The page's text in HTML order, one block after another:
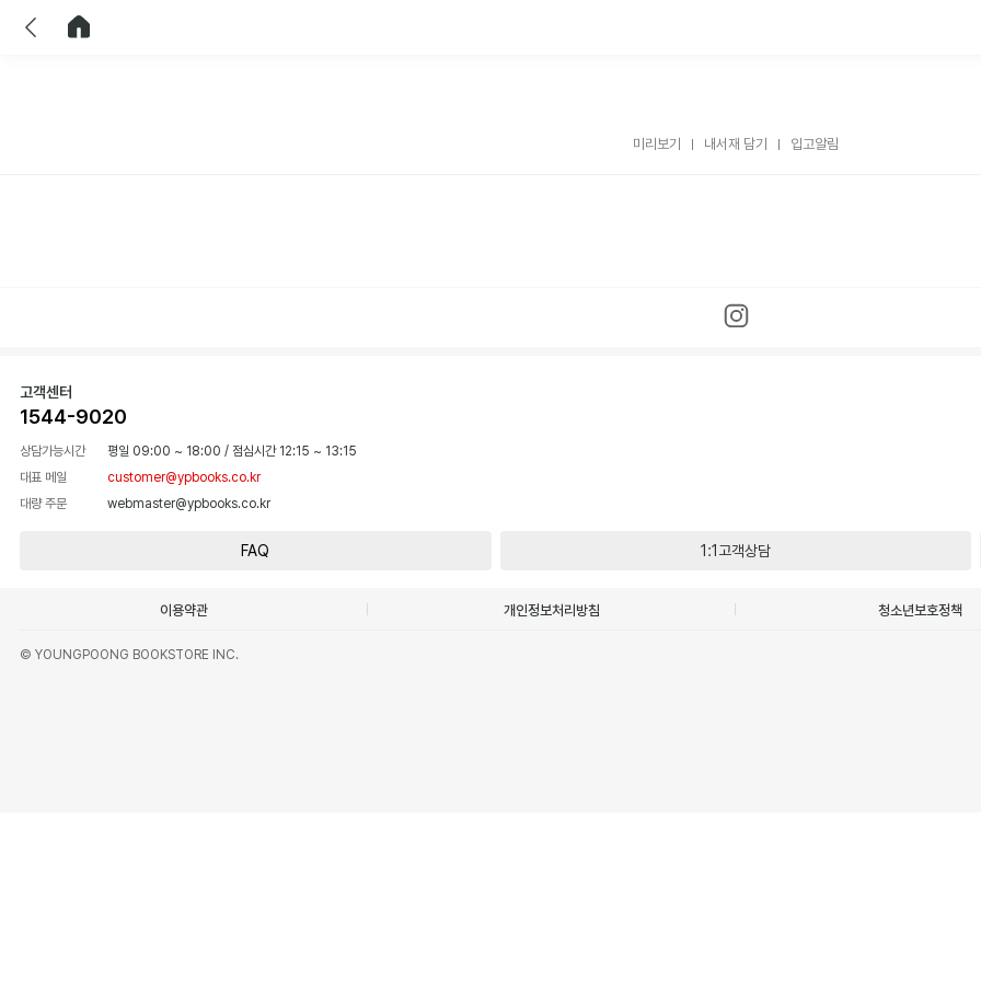
미리보기 내서재 담기 입고알림
고객센터
1544-9020
상담가능시간 평일 09:00 ~ 18:00 / 점심시간 12:15 ~ 13:15
대표 메일
customer@ypbooks.co.kr
대량 주문
webmaster@ypbooks.co.kr
FAQ 1:1고객상담
이용약관 개인정보처리방침 청소년보호정책
© YOUNGPOONG BOOKSTORE INC.